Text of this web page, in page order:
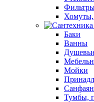
Хомуты,
Баки
Ванны
Мойки
Тумбы,